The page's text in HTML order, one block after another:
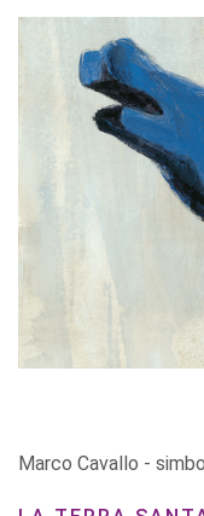
Marco Cavallo -